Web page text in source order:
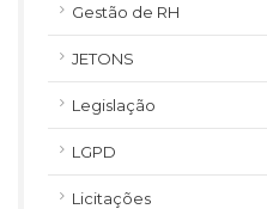
Gestão de RH
JETONS
Legislação
LGPD
Licitações